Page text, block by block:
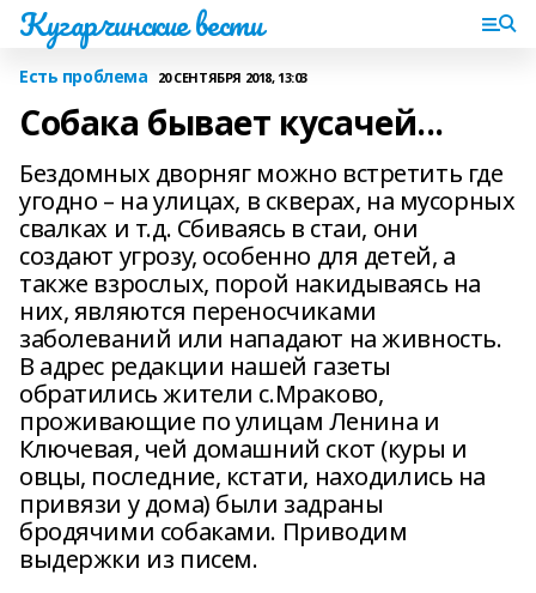
Кугарчинские вести
Есть проблема 20 СЕНТЯБРЯ 2018, 13:03
Собака бывает кусачей...
Бездомных дворняг можно встретить где
угодно – на улицах, в скверах, на мусорных
свалках и т.д. Сбиваясь в стаи, они
создают угрозу, особенно для детей, а
также взрослых, порой накидываясь на
них, являются переносчиками
заболеваний или нападают на живность.
В адрес редакции нашей газеты
обратились жители с.Мраково,
проживающие по улицам Ленина и
Ключевая, чей домашний скот (куры и
овцы, последние, кстати, находились на
привязи у дома) были задраны
бродячими собаками. Приводим
выдержки из писем.